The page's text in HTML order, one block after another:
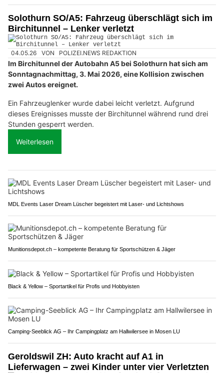
Solothurn SO/A5: Fahrzeug überschlägt sich im
Birchitunnel – Lenker verletzt
04.05.26 VON POLIZEI.NEWS REDAKTION
Im Birchitunnel der Autobahn A5 bei Solothurn hat sich am
Sonntagnachmittag, 3. Mai 2026, eine Kollision zwischen
zwei Autos ereignet.
Ein Fahrzeuglenker wurde dabei leicht verletzt. Aufgrund
dieses Ereignisses musste der Birchitunnel während rund drei
Stunden gesperrt werden.
Weiterlesen
MDL Events Laser Dream Lüscher begeistert mit Laser- und Lichtshows
Munitionsdepot.ch – kompetente Beratung für Sportschützen & Jäger
Black & Yellow – Sportartikel für Profis und Hobbyisten
Camping-Seeblick AG – Ihr Campingplatz am Hallwilersee in Mosen LU
Geroldswil ZH: Auto kracht auf A1 in
Lieferwagen – zwei Kinder unter vier Verletzten